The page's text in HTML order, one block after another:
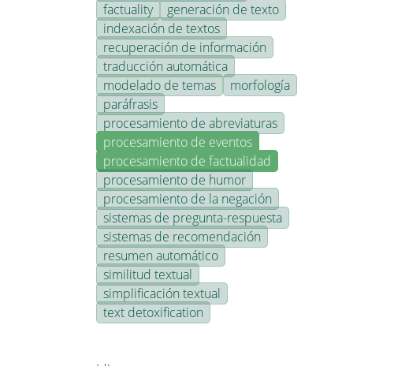
factuality
generación de texto
indexación de textos
recuperación de información
traducción automática
modelado de temas
morfología
paráfrasis
procesamiento de abreviaturas
procesamiento de eventos
procesamiento de factualidad
procesamiento de humor
procesamiento de la negación
sistemas de pregunta-respuesta
sistemas de recomendación
resumen automático
similitud textual
simplificación textual
text detoxification